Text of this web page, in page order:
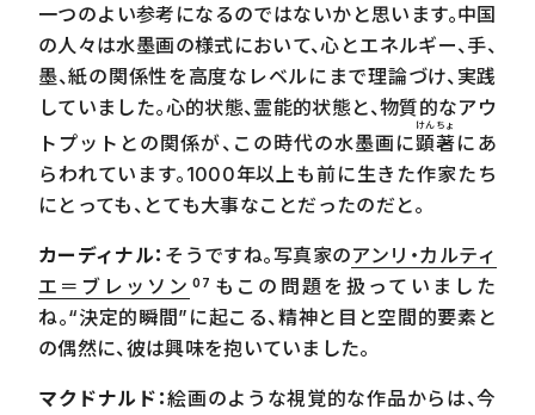
作品をどう見せるのか――展示によって鑑賞者が受け取
れるもの
家になること
一つのよい参考になるのではないかと思います。中国
の人々は水墨画の様式において、心とエネルギー、手、
墨、紙の関係性を高度なレベルにまで理論づけ、実践
していました。心的状態、霊能的状態と、物質的なアウ
トプットとの関係が、この時代の水墨画に顕著
けんちょ
にあ
らわれています。1000年以上も前に生きた作家たち
にとっても、とても大事なことだったのだと。
カーディナル： そうですね。写真家のアンリ・カルティ
エ＝ブレッソン 07 もこの問題を扱っていました
ね。“決定的瞬間”に起こる、精神と目と空間的要素と
の偶然に、彼は興味を抱いていました。
マクドナルド：絵画のような視覚的な作品からは、今